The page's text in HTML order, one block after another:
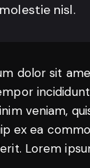
nisl.
dolor sit
veniam,
ex ea
Lorem